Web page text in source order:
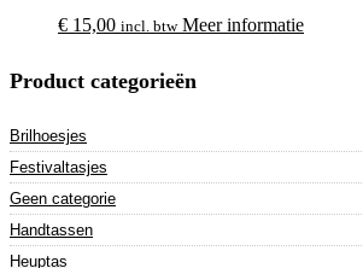
€ 15,00 incl. btw Meer informatie
Product categorieën
Brilhoesjes
Festivaltasjes
Geen categorie
Handtassen
Heuptas